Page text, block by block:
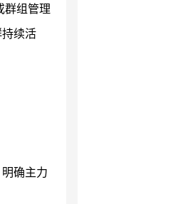
群组管理
续活
确主力